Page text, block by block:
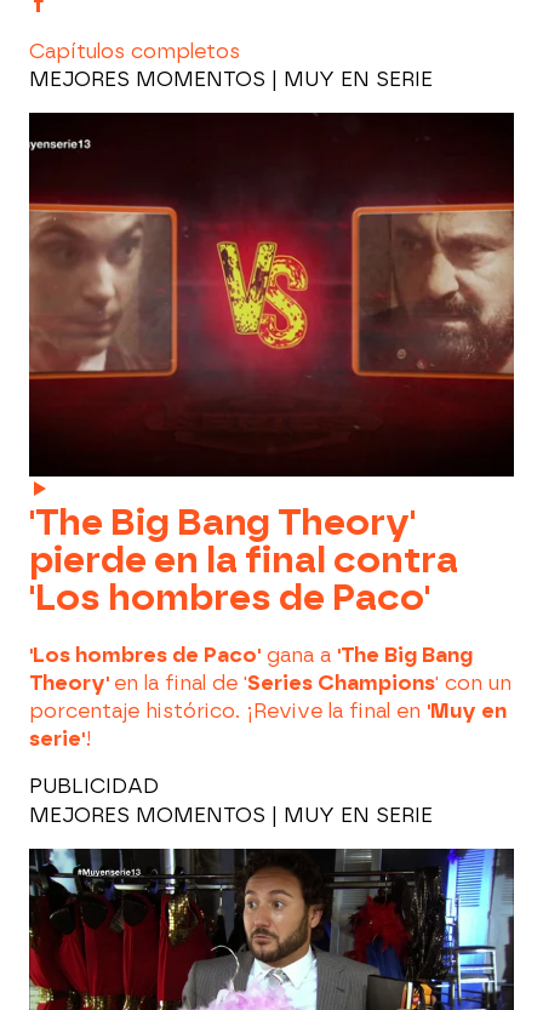
Capítulos completos
MEJORES MOMENTOS | MUY EN SERIE
'The Big Bang Theory'
pierde en la final contra
'Los hombres de Paco'
'Los hombres de Paco' gana a 'The Big Bang
Theory' en la final de 'Series Champions' con un
porcentaje histórico. ¡Revive la final en 'Muy en
serie'!
PUBLICIDAD
MEJORES MOMENTOS | MUY EN SERIE